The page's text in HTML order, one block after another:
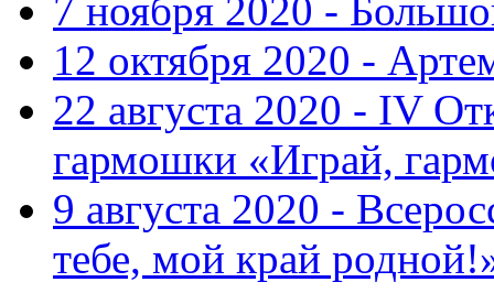
7 ноября 2020 -
12 октября 2020 -
22 августа 2020 - IV
гармошки «Играй,
9 августа 2020 -
тебе, мой край